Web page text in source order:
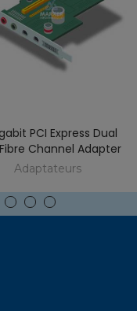
PCI Express Dual
Channel Adapter
Adaptateurs